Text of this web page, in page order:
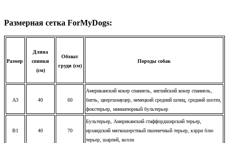
Размерная сетка ForMyDogs:
Размер
Длина
спинки
(см)
Обхват
груди (см)
Породы собак
A3 40 60
Американский кокер спаниель, английский кокер спаниель,
бигль, цвергшнауцер, немецкий средний шпиц, средний шелти,
фокстерьер, миниатюрный бультерьер
B1 40 70
Бультерьер, Американский стаффордширский терьер,
ирландский мягкошерстный пшеничный терьер, кэрри блю
терьер, шарпей, колли